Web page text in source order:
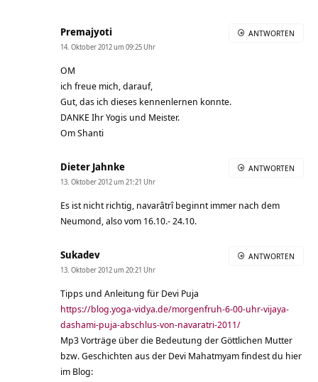
Premajyoti
14. Oktober 2012 um 09:25 Uhr
OM
ich freue mich, darauf,
Gut, das ich dieses kennenlernen konnte.
DANKE Ihr Yogis und Meister.
Om Shanti
ANTWORTEN
Dieter Jahnke
13. Oktober 2012 um 21:21 Uhr
Es ist nicht richtig, navarâtrî beginnt immer nach dem
Neumond, also vom 16.10.- 24.10.
ANTWORTEN
Sukadev
13. Oktober 2012 um 20:21 Uhr
Tipps und Anleitung für Devi Puja
https://blog.yoga-vidya.de/morgenfruh-6-00-uhr-vijaya-
dashami-puja-abschlus-von-navaratri-2011/
Mp3 Vorträge über die Bedeutung der Göttlichen Mutter
bzw. Geschichten aus der Devi Mahatmyam findest du hier
im Blog:
ANTWORTEN